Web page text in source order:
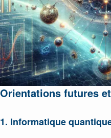
Orientations futures
1. Informatique